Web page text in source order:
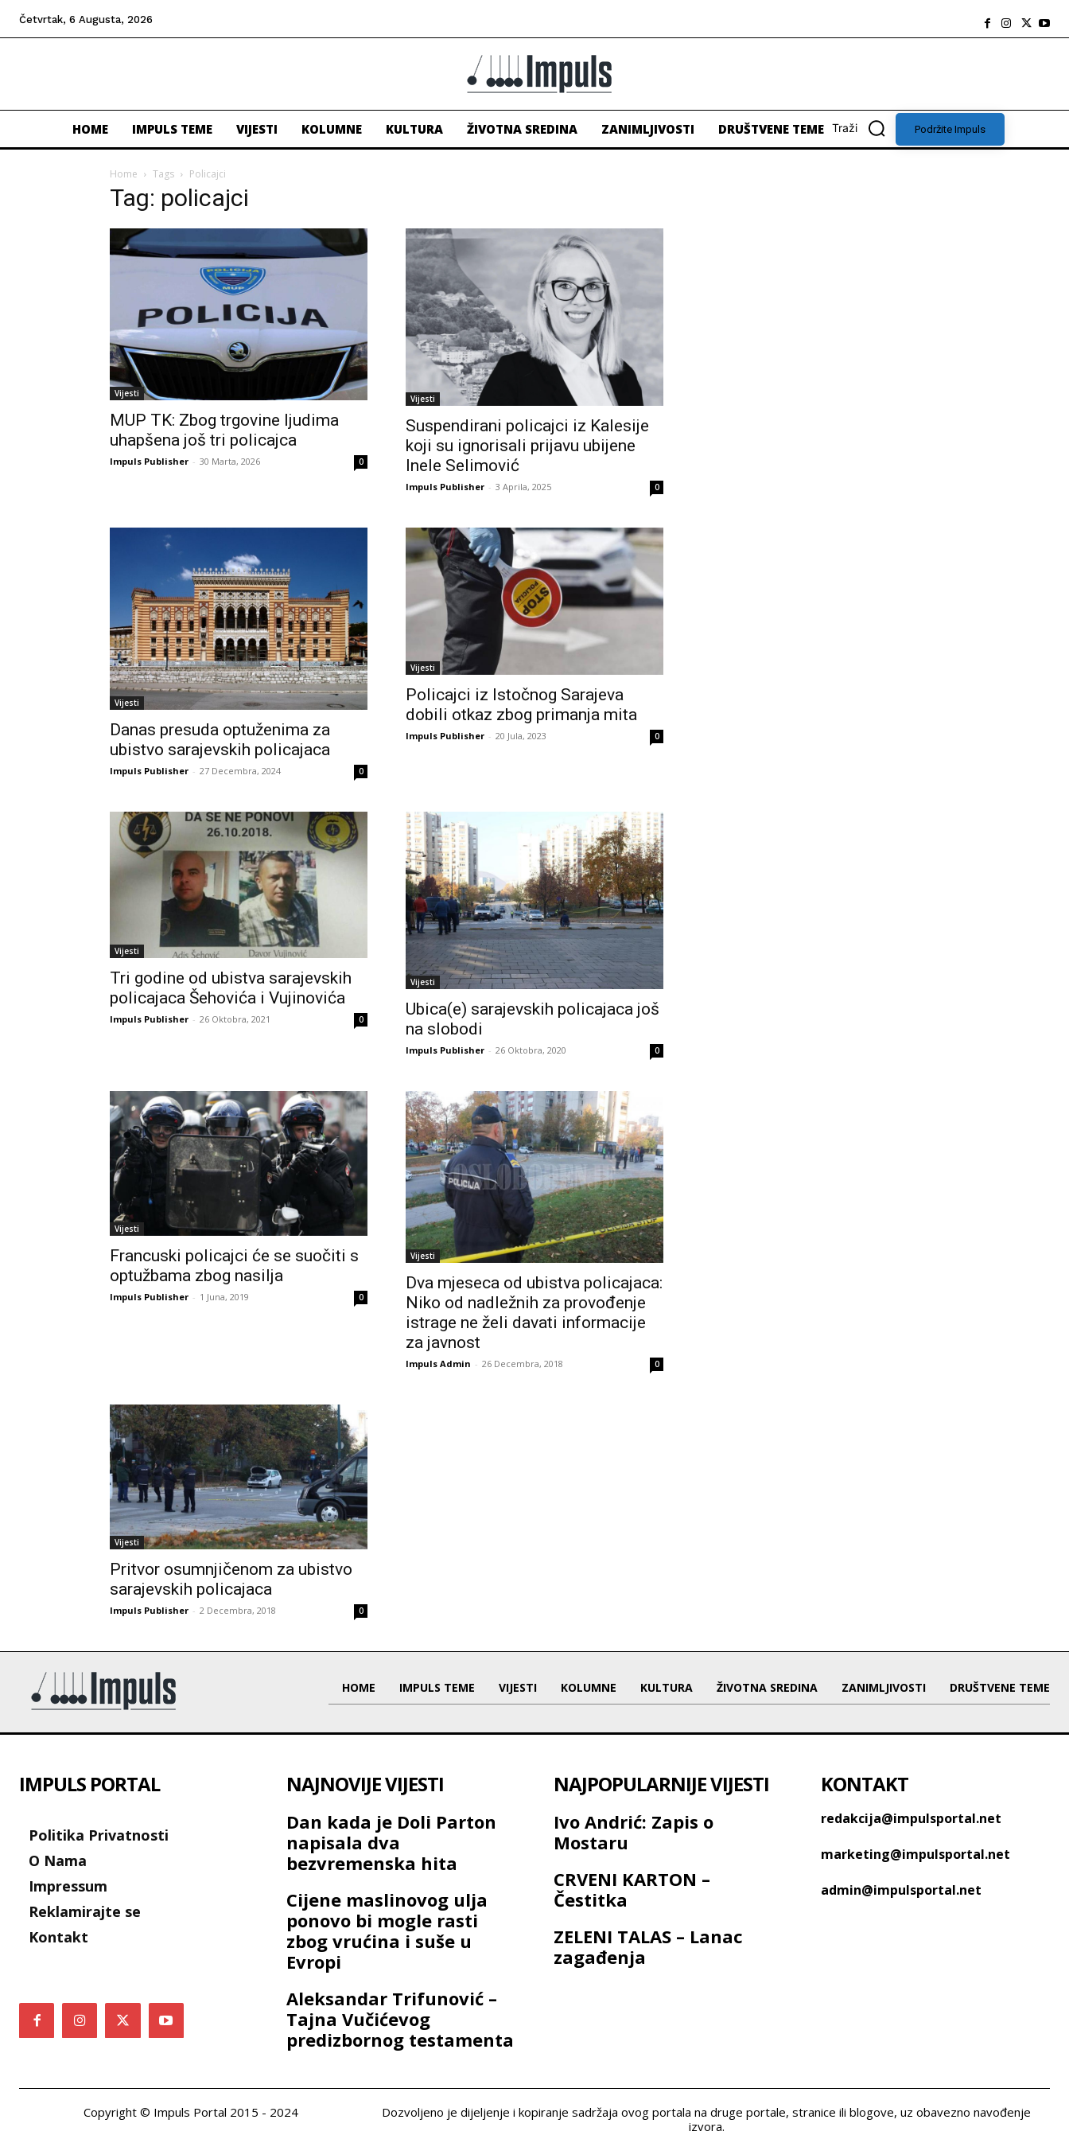
Četvrtak, 6 Augusta, 2026
HOME IMPULS TEME VIJESTI KOLUMNE KULTURA ŽIVOTNA SREDINA ZANIMLJIVOSTI DRUŠTVENE TEME Traži Podržite Impuls
Home Tags Policajci
Tag: policajci
Vijesti
MUP TK: Zbog trgovine ljudima
uhapšena još tri policajca
Impuls Publisher - 30 Marta, 2026 0
Vijesti
Suspendirani policajci iz Kalesije
koji su ignorisali prijavu ubijene
Inele Selimović
Impuls Publisher - 3 Aprila, 2025 0
Vijesti
Danas presuda optuženima za
ubistvo sarajevskih policajaca
Impuls Publisher - 27 Decembra, 2024 0
Vijesti
Policajci iz Istočnog Sarajeva
dobili otkaz zbog primanja mita
Impuls Publisher - 20 Jula, 2023 0
Vijesti
Tri godine od ubistva sarajevskih
policajaca Šehovića i Vujinovića
Impuls Publisher - 26 Oktobra, 2021 0
Vijesti
Ubica(e) sarajevskih policajaca još
na slobodi
Impuls Publisher - 26 Oktobra, 2020 0
Vijesti
Francuski policajci će se suočiti s
optužbama zbog nasilja
Impuls Publisher - 1 Juna, 2019 0
Vijesti
Dva mjeseca od ubistva policajaca:
Niko od nadležnih za provođenje
istrage ne želi davati informacije
za javnost
Impuls Admin - 26 Decembra, 2018 0
Vijesti
Pritvor osumnjičenom za ubistvo
sarajevskih policajaca
Impuls Publisher - 2 Decembra, 2018 0
HOME IMPULS TEME VIJESTI KOLUMNE KULTURA ŽIVOTNA SREDINA ZANIMLJIVOSTI DRUŠTVENE TEME
IMPULS PORTAL
Politika Privatnosti
O Nama
Impressum
Reklamirajte se
Kontakt
NAJNOVIJE VIJESTI
Dan kada je Doli Parton
napisala dva
bezvremenska hita
Cijene maslinovog ulja
ponovo bi mogle rasti
zbog vrućina i suše u
Evropi
Aleksandar Trifunović –
Tajna Vučićevog
predizbornog testamenta
NAJPOPULARNIJE VIJESTI
Ivo Andrić: Zapis o
Mostaru
CRVENI KARTON –
Čestitka
ZELENI TALAS – Lanac
zagađenja
KONTAKT
redakcija@impulsportal.net
marketing@impulsportal.net
admin@impulsportal.net
Copyright © Impuls Portal 2015 - 2024
Dozvoljeno je dijeljenje i kopiranje sadržaja ovog portala na druge portale, stranice ili blogove, uz obavezno navođenje
izvora.